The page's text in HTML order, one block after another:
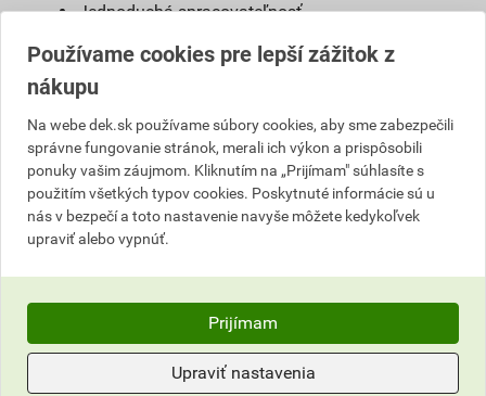
Jednoduchá spracovateľnosť
Vysoká vodoodpudivosť
Možnosť namiešať vo farebnom odtieni podľa
želania zákazníkov
Definícia
Jednoducho spracovateľná, umývateľná
pastovitá omietka vyrobená na báze akrylátovej
živice. Je pripravená na priame použitie na
podkladový náter weber 700.
Omietka slúži na ochranu stavby pred
Používame cookies pre lepší zážitok z
nákupu
Na webe dek.sk používame súbory cookies, aby sme zabezpečili
správne fungovanie stránok, merali ich výkon a prispôsobili
ponuky vašim záujmom. Kliknutím na „Prijímam" súhlasíte s
použitím všetkých typov cookies. Poskytnuté informácie sú u
nás v bezpečí a toto nastavenie navyše môžete kedykoľvek
upraviť alebo vypnúť.
Prijímam
Upraviť nastavenia